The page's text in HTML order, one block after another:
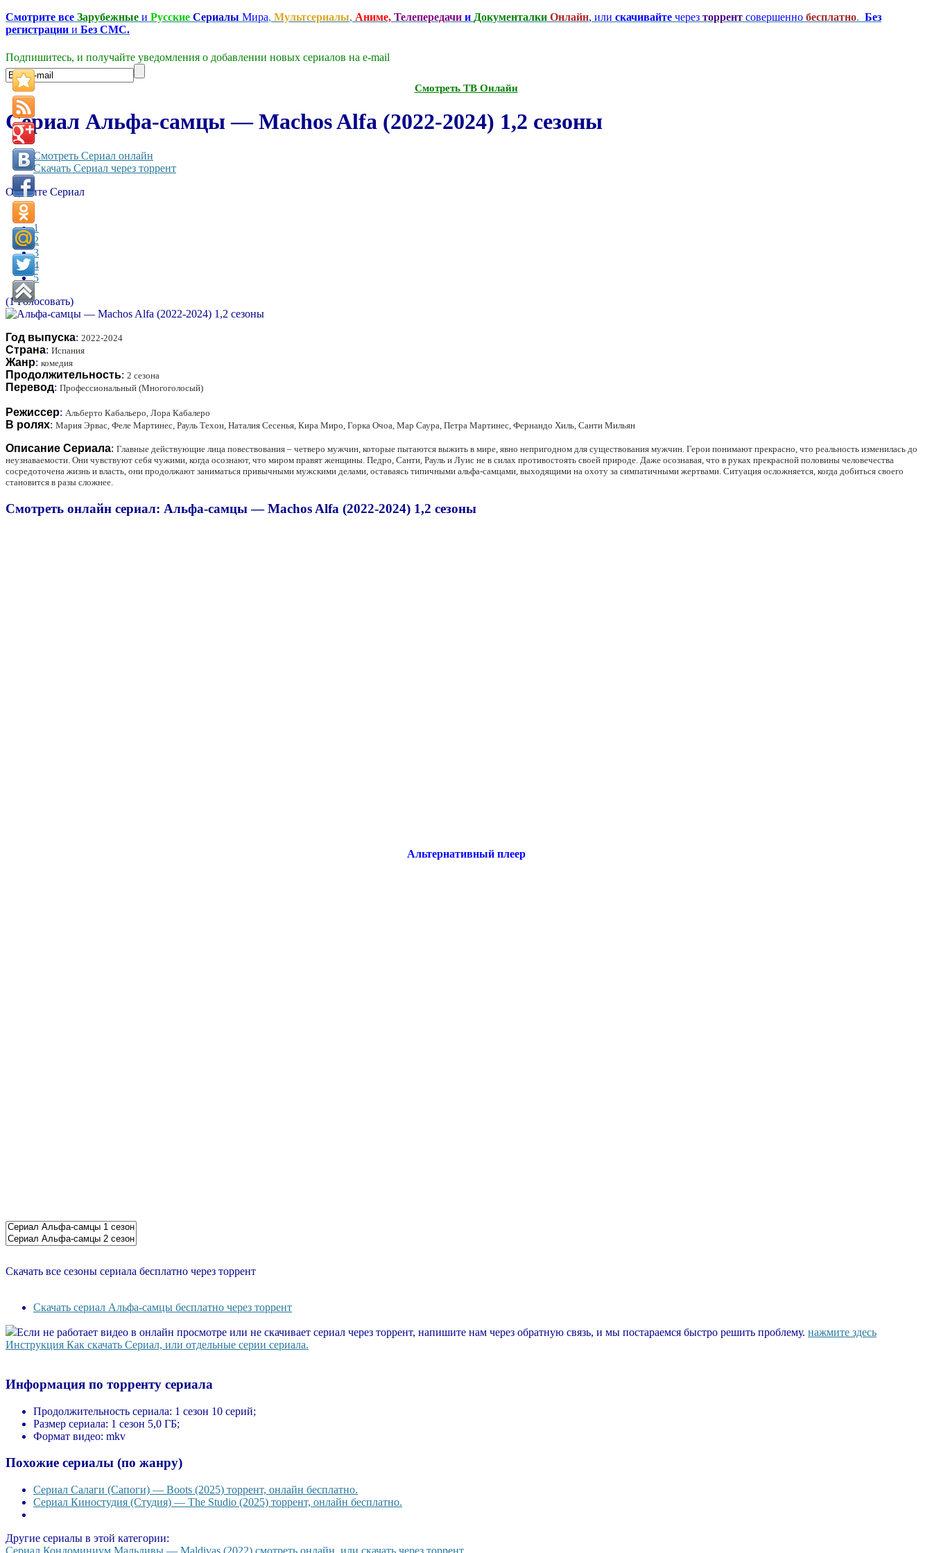
Смотрите все Зарубежные и Русские Сериалы Мира, Мультсериалы, Аниме, Телепередачи и Документалки Онлайн, или скачивайте через торрент совершенно бесплатно. Без
регистрации и Без СМС.
Подпишитесь, и получайте уведомления о добавлении новых сериалов на e-mаil
Смотреть ТВ Онлайн
Сериал Альфа-самцы — Machos Alfa (2022-2024) 1,2 сезоны
Смотреть Сериал онлайн
Скачать Сериал через торрент
Оцените Сериал
1
2
3
4
5
(1 Голосовать)
Год выпуска: 2022-2024
Страна: Испания
Жанр: комедия
Продолжительность: 2 сезона
Перевод: Профессиональный (Многоголосый)
Режиссер: Альберто Кабальеро, Лора Кабалеро
В ролях: Мария Эрвас, Феле Мартинес, Рауль Техон, Наталия Сесенья, Кира Миро, Горка Очоа, Мар Саура, Петра Мартинес, Фернандо Хиль, Санти Мильян
Описание Сериала: Главные действующие лица повествования – четверо мужчин, которые пытаются выжить в мире, явно непригодном для существования мужчин. Герои понимают прекрасно, что реальность изменилась до
неузнаваемости. Они чувствуют себя чужими, когда осознают, что миром правят женщины. Педро, Санти, Рауль и Луис не в силах противостоять своей природе. Даже осознавая, что в руках прекрасной половины человечества
сосредоточена жизнь и власть, они продолжают заниматься привычными мужскими делами, оставаясь типичными альфа-самцами, выходящими на охоту за симпатичными жертвами. Ситуация осложняется, когда добиться своего
становится в разы сложнее.
Смотреть онлайн сериал: Альфа-самцы — Machos Alfa (2022-2024) 1,2 сезоны
Альтернативный плеер
Скачать все сезоны сериала бесплатно через торрент
Скачать сериал Альфа-самцы бесплатно через торрент
Если не работает видео в онлайн просмотре или не скачивает сериал через торрент, напишите нам через обратную связь, и мы постараемся быстро решить проблему. нажмите здесь
Инструкция Как скачать Сериал, или отдельные серии сериала.
Информация по торренту сериала
Продолжительность сериала: 1 сезон 10 серий;
Размер сериала: 1 сезон 5,0 ГБ;
Формат видео: mkv
Похожие сериалы (по жанру)
Сериал Салаги (Сапоги) — Boots (2025) торрент, онлайн бесплатно.
Сериал Киностудия (Студия) — The Studio (2025) торрент, онлайн бесплатно.
Другие сериалы в этой категории:
Сериал Кондоминиум Мальдивы — Maldivas (2022) смотреть онлайн, или скачать через торрент.